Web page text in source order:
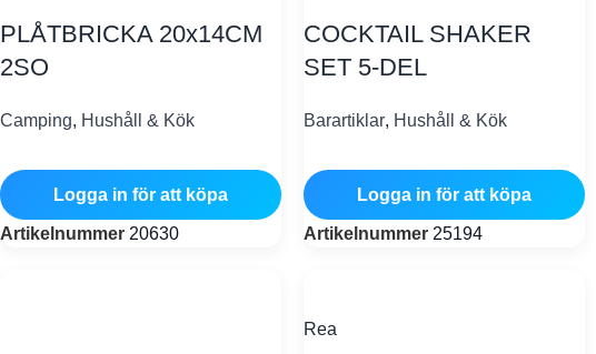
PLÅTBRICKA 20x14CM
2SO
Camping, Hushåll & Kök
Logga in för att köpa
Artikelnummer 20630
COCKTAIL SHAKER
SET 5-DEL
Barartiklar, Hushåll & Kök
Logga in för att köpa
Artikelnummer 25194
Rea